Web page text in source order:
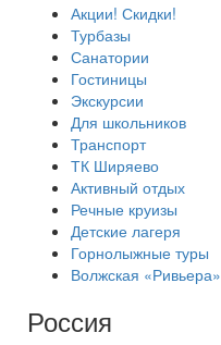
Акции! Скидки!
Турбазы
Санатории
Гостиницы
Экскурсии
Для школьников
Транспорт
ТК Ширяево
Активный отдых
Речные круизы
Детские лагеря
Горнолыжные туры
Волжская «Ривьера»
Россия